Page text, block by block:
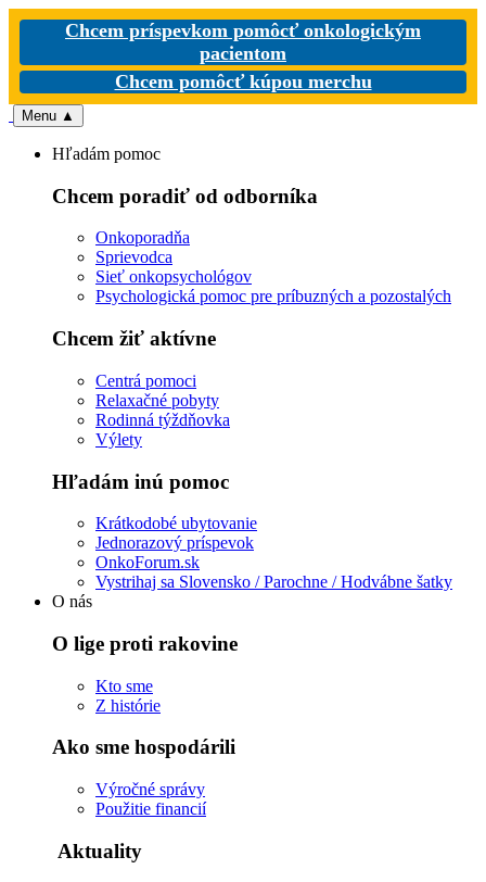
Chcem príspevkom pomôcť onkologickým
pacientom
Chcem pomôcť kúpou merchu
Menu ▲
Hľadám pomoc
Chcem poradiť od odborníka
Onkoporadňa
Sprievodca
Sieť onkopsychológov
Psychologická pomoc pre príbuzných a pozostalých
Chcem žiť aktívne
Centrá pomoci
Relaxačné pobyty
Rodinná týždňovka
Výlety
Hľadám inú pomoc
Krátkodobé ubytovanie
Jednorazový príspevok
OnkoForum.sk
Vystrihaj sa Slovensko / Parochne / Hodvábne šatky
O nás
O lige proti rakovine
Kto sme
Z histórie
Ako sme hospodárili
Výročné správy
Použitie financií
Aktuality